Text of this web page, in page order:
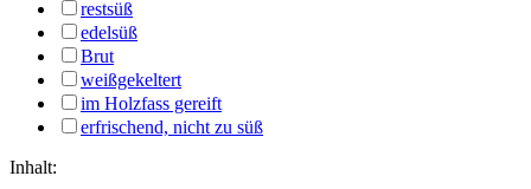
restsüß
edelsüß
Brut
weißgekeltert
im Holzfass gereift
erfrischend, nicht zu süß
Inhalt: